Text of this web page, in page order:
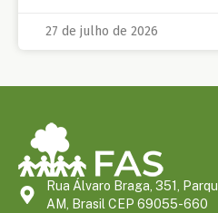
27 de julho de 2026
Rua Álvaro Braga, 351,
AM, Brasil CEP 69055-660